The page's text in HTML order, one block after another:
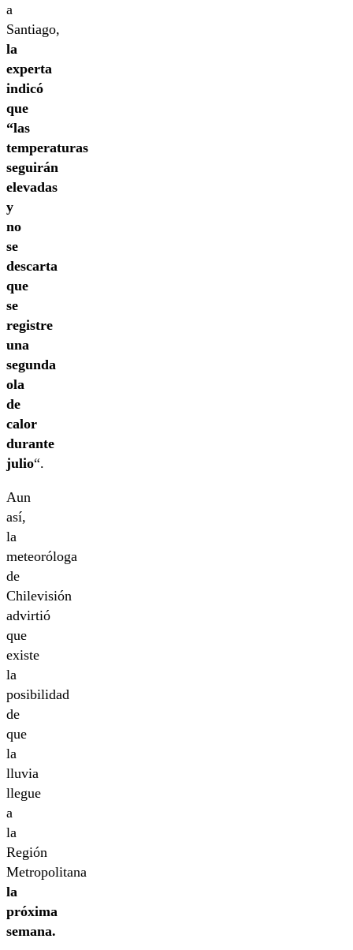
a
Santiago,
la
experta
indicó
que
“las
temperaturas
seguirán
elevadas
y
no
se
descarta
que
se
registre
una
segunda
ola
de
calor
durante
julio“.
Aun
así,
la
meteoróloga
de
Chilevisión
advirtió
que
existe
la
posibilidad
de
que
la
lluvia
llegue
a
la
Región
Metropolitana
la
próxima
semana.